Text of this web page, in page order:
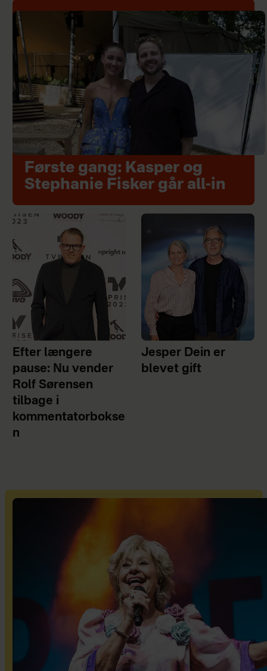
Første gang: Kasper og
Stephanie Fisker går all-in
Efter længere
pause: Nu vender
Rolf Sørensen
tilbage i
kommentatorbokse
n
Jesper Dein er
blevet gift